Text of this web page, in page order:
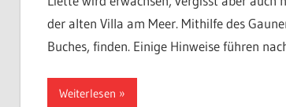
der alten Villa am Meer. Mithilfe des
Buches, finden. Einige Hinweise führen
Weiterlesen